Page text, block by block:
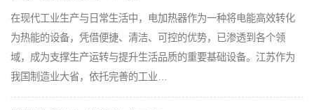
在现代工业生产与日常生活中，电加热器作为一种将电能高效转化
为热能的设备，凭借便捷、清洁、可控的优势，已渗透到各个领
域，成为支撑生产运转与提升生活品质的重要基础设备。江苏作为
我国制造业大省，依托完善的工业…